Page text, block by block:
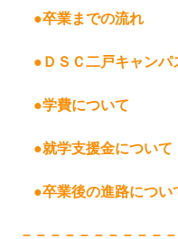
●卒業までの流れ
●ＤＳＣ二戸キャンパ
●学費について
●就学支援金について
●卒業後の進路につい
－－－－－－－－－－